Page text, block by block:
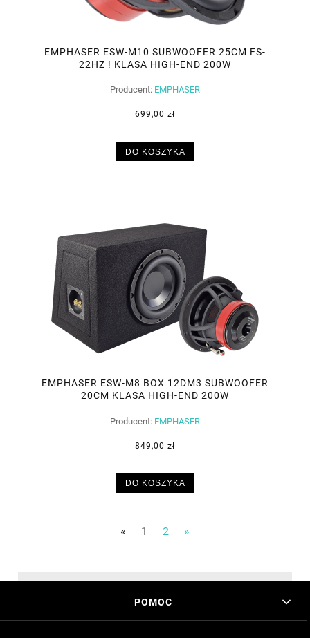
EMPHASER ESW-M10 SUBWOOFER 25CM FS-
22HZ ! KLASA HIGH-END 200W
Producent: EMPHASER
699,00 zł
DO KOSZYKA
EMPHASER ESW-M8 BOX 12DM3 SUBWOOFER
20CM KLASA HIGH-END 200W
Producent: EMPHASER
849,00 zł
DO KOSZYKA
« 1 2 »
POMOC